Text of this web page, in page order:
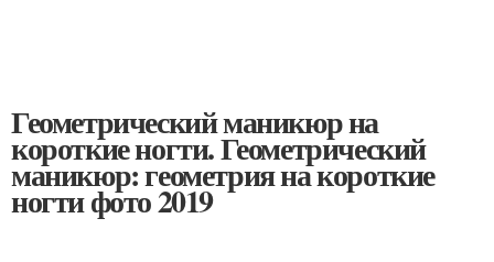
Геометрический маникюр на
короткие ногти. Геометрический
маникюр: геометрия на короткие
ногти фото 2019